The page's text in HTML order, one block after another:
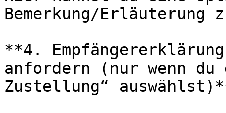
Bemerkung/Erläuterung
**4.
anfordern (nur wenn du
Zustellung“